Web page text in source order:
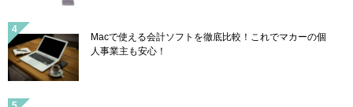
Macで使える会計ソフトを徹底比較！これでマカーの個
人事業主も安心！